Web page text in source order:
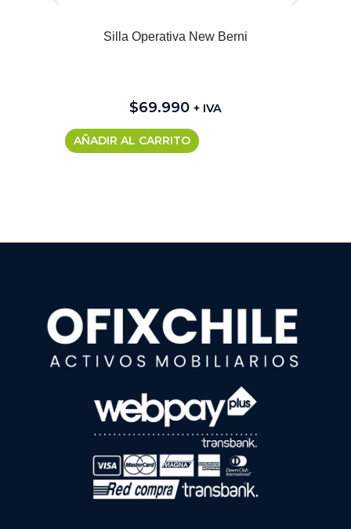
Silla Operativa New Berni
$69.990 + IVA
AÑADIR AL CARRITO